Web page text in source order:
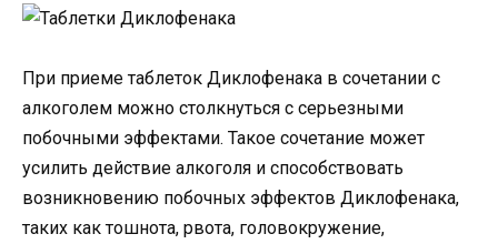
При приеме таблеток Диклофенака в сочетании с
алкоголем можно столкнуться с серьезными
побочными эффектами. Такое сочетание может
усилить действие алкоголя и способствовать
возникновению побочных эффектов Диклофенака,
таких как тошнота, рвота, головокружение,